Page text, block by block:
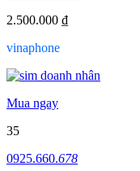
2.500.000 ₫
vinaphone
Mua ngay
35
0925.660.678